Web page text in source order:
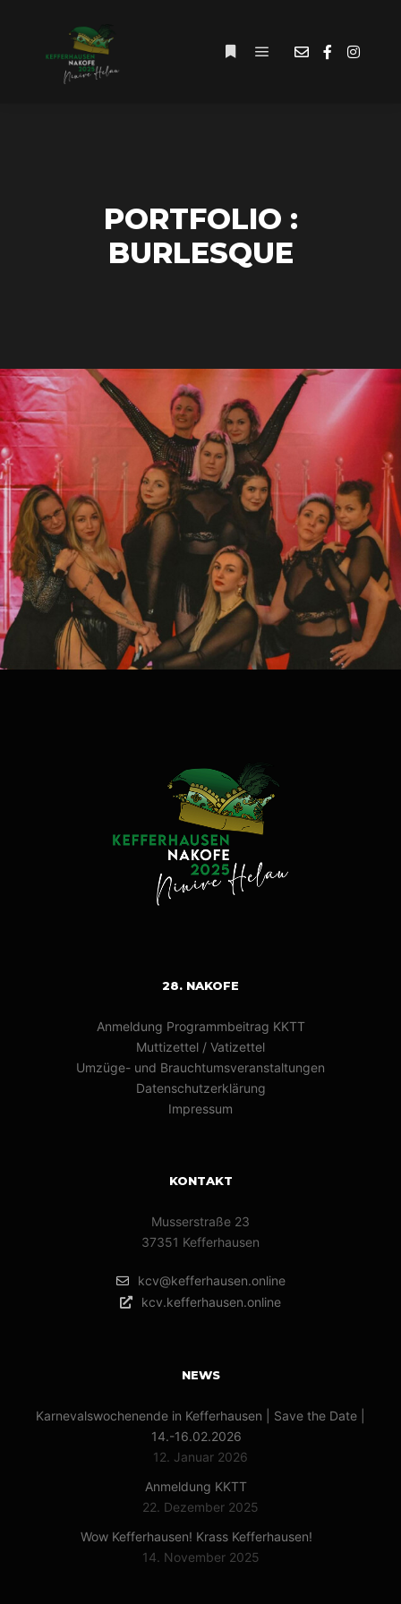
PORTFOLIO :
BURLESQUE
28. NAKOFE
Anmeldung Programmbeitrag KKTT
Muttizettel / Vatizettel
Umzüge- und Brauchtumsveranstaltungen
Datenschutzerklärung
Impressum
KONTAKT
Musserstraße 23
37351 Kefferhausen
kcv@kefferhausen.online
kcv.kefferhausen.online
NEWS
Karnevalswochenende in Kefferhausen | Save the Date |
14.-16.02.2026
12. Januar 2026
Anmeldung KKTT
22. Dezember 2025
Wow Kefferhausen! Krass Kefferhausen!
14. November 2025